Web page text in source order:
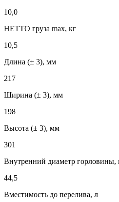
10,0
НЕТТО груза max, кг
10,5
Длина (± 3), мм
217
Ширина (± 3), мм
198
Высота (± 3), мм
301
Внутренний диаметр горловины,
44,5
Вместимость до перелива, л